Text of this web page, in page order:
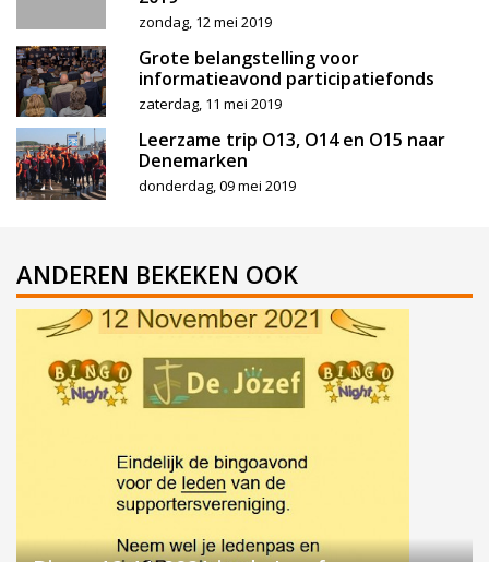
zondag, 12 mei 2019
Grote belangstelling voor
informatieavond participatiefonds
zaterdag, 11 mei 2019
Leerzame trip O13, O14 en O15 naar
Denemarken
donderdag, 09 mei 2019
ANDEREN BEKEKEN OOK